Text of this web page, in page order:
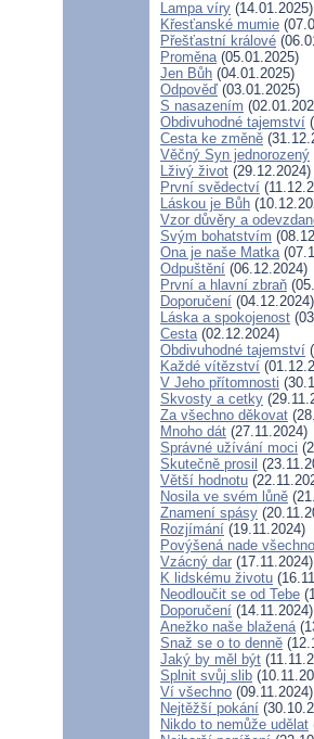
Lampa víry (14.01.2025)
Křesťanské mumie
Přešťastní králové
Proměna(05.01.2025)
Jen Bůh (04.01.2025)
Odpověď (03.01.2025)
S nasazením
Obdivuhodné tajemství
Cesta ke změně
Věčný Syn jednorozený
Lživý život (29.12.2024)
První svědectví
Láskou je Bůh
Vzor důvěry a
Svým bohatstvím
Ona je naše Matka
Odpuštění (06.12.2024)
První a hlavní zbraň
Doporučení (04.12.2024)
Láska a spokojenost
Cesta(02.12.2024)
Obdivuhodné tajemství
Každé vítězství
V Jeho přítomnosti
Skvosty a cetky
Za všechno děkovat
Mnoho dát (27.11.2024)
Správné užívání moci
Skutečně prosil
Větší hodnotu
Nosila ve svém lůně
Znamení spásy
Rozjímání (19.11.2024)
Povýšená nade všechno
Vzácný dar (17.11.2024)
K lidskému životu
Neodloučit se od Tebe
Doporučení (14.11.2024)
Anežko naše blažená
Snaž se o to denně
Jaký by měl být
Splnit svůj slib
Ví všechno (09.11.2024)
Nejtěžší pokání
Nikdo to nemůže udělat